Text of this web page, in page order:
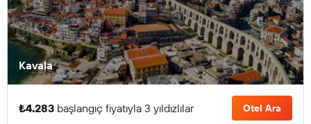
Kavala
₺4.283 başlangıç fiyatıyla 3 yıldızlılar Otel Ara